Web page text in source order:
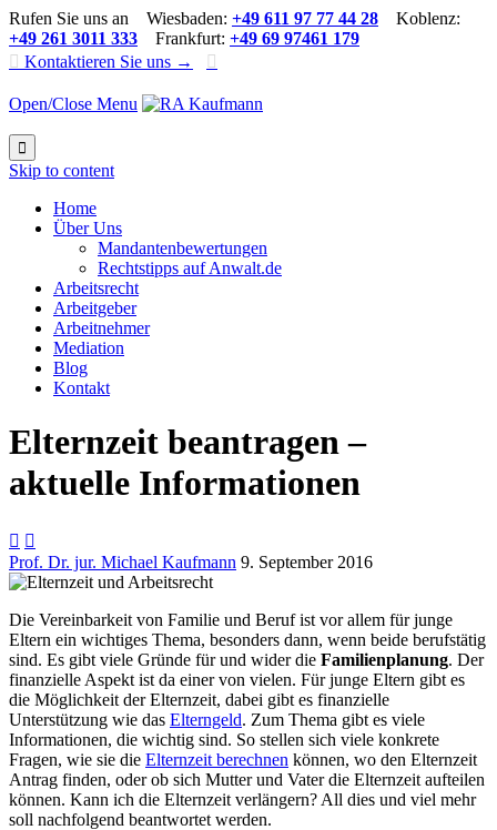
Rufen Sie uns an Wiesbaden: +49 611 97 77 44 28 Koblenz:
+49 261 3011 333 Frankfurt: +49 69 97461 179
 Kontaktieren Sie uns → 
Open/Close Menu

Skip to content
Home
Über Uns
Mandantenbewertungen
Rechtstipps auf Anwalt.de
Arbeitsrecht
Arbeitgeber
Arbeitnehmer
Mediation
Blog
Kontakt
Elternzeit beantragen –
aktuelle Informationen
 
Prof. Dr. jur. Michael Kaufmann 9. September 2016
Die Vereinbarkeit von Familie und Beruf ist vor allem für junge
Eltern ein wichtiges Thema, besonders dann, wenn beide berufstätig
sind. Es gibt viele Gründe für und wider die Familienplanung. Der
finanzielle Aspekt ist da einer von vielen. Für junge Eltern gibt es
die Möglichkeit der Elternzeit, dabei gibt es finanzielle
Unterstützung wie das Elterngeld. Zum Thema gibt es viele
Informationen, die wichtig sind. So stellen sich viele konkrete
Fragen, wie sie die Elternzeit berechnen können, wo den Elternzeit
Antrag finden, oder ob sich Mutter und Vater die Elternzeit aufteilen
können. Kann ich die Elternzeit verlängern? All dies und viel mehr
soll nachfolgend beantwortet werden.